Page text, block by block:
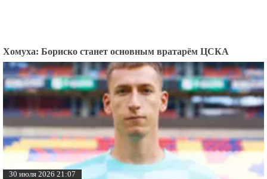
Хомуха: Бориско станет основным вратарём ЦСКА
30 июля 2026 21:07